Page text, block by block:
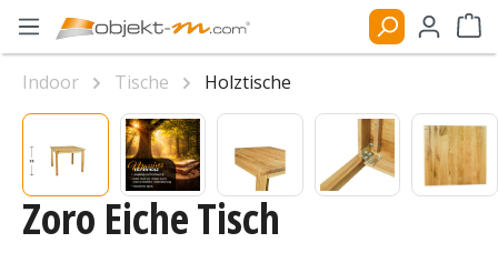
Zum Hauptinhalt springen
Zoro Eiche Tisch
Indoor Tische
Holztische
Bildergalerie überspringen